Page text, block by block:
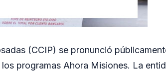
(CCIP) se pronunció
programas Ahora Misiones. La